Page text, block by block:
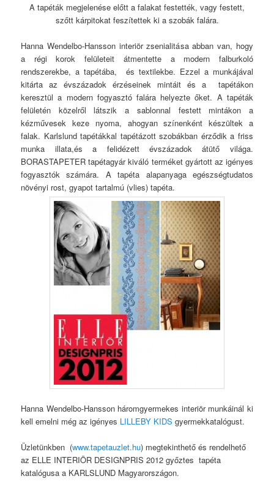
A tapéták megjelenése előtt a falakat festették, vagy festett,
szőtt kárpitokat feszítettek ki a szobák falára.
Hanna Wendelbo-Hansson interiör zsenialitása abban van, hogy
a régi korok felületeit átmentette a modern falburkoló
rendszerekbe, a tapétába, és textilekbe. Ezzel a munkájával
kitárta az évszázadok érzéseinek mintáit és a tapétákon
keresztül a modern fogyasztó falára helyezte őket. A tapéták
felületén közelről látszik a sablonnal festett mintákon a
kézművesek keze nyoma, ahogyan színenként készültek a
falak. Karlslund tapétákkal tapétázott szobákban érződik a friss
munka illata,és a felidézett évszázadok átütő világa.
BORASTAPETER tapétagyár kiváló terméket gyártott az igényes
fogyasztók számára. A tapéta alapanyaga egészségtudatos
növényi rost, gyapot tartalmú (vlies) tapéta.
Hanna Wendelbo-Hansson háromgyermekes interiör munkáinál ki
kell emelni még az igényes LILLEBY KIDS gyermekkatalógust.
Üzletünkben (www.tapetauzlet.hu) megtekinthető és rendelhető
az ELLE INTERIÖR DESIGNPRIS 2012 győztes tapéta
katalógusa a KARLSLUND Magyarországon.